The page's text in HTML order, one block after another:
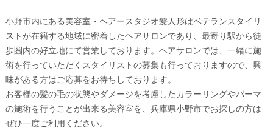
小野市内にある美容室・ヘアースタジオ髪人形はベテランスタイリ
ストが在籍する地域に密着したヘアサロンであり、最寄り駅から徒
歩圏内の好立地にて営業しております。ヘアサロンでは、一緒に施
術を行っていただくスタイリストの募集も行っておりますので、興
味がある方はご応募をお待ちしております。
お客様の髪の毛の状態やダメージを考慮したカラーリングやパーマ
の施術を行うことが出来る美容室を、兵庫県小野市でお探しの方は
ぜひ一度ご利用ください。